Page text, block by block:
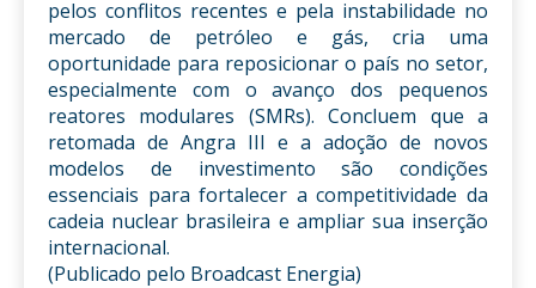
pelos conflitos recentes e pela instabilidade no
mercado de petróleo e gás, cria uma
oportunidade para reposicionar o país no setor,
especialmente com o avanço dos pequenos
reatores modulares (SMRs). Concluem que a
retomada de Angra III e a adoção de novos
modelos de investimento são condições
essenciais para fortalecer a competitividade da
cadeia nuclear brasileira e ampliar sua inserção
internacional.
(Publicado pelo Broadcast Energia)